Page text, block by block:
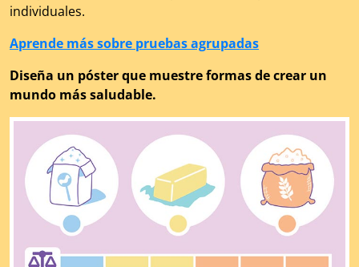
individuales.
Aprende más sobre pruebas agrupadas
Diseña un póster que muestre formas de crear un
mundo más saludable.